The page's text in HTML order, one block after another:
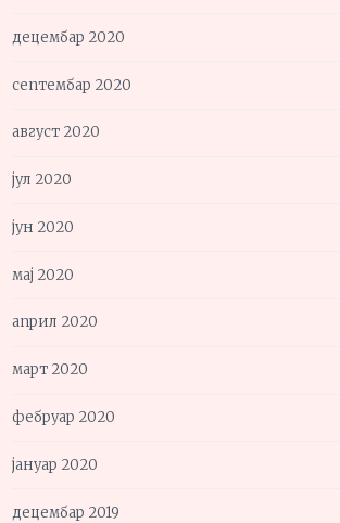
децембар 2020
септембар 2020
август 2020
јул 2020
јун 2020
мај 2020
април 2020
март 2020
фебруар 2020
јануар 2020
децембар 2019